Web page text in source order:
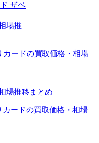
ザベ
場推
場推移まとめ